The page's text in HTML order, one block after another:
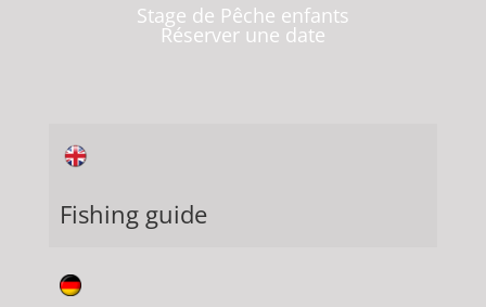
Stage de Pêche enfants
Réserver une date
Fishing guide